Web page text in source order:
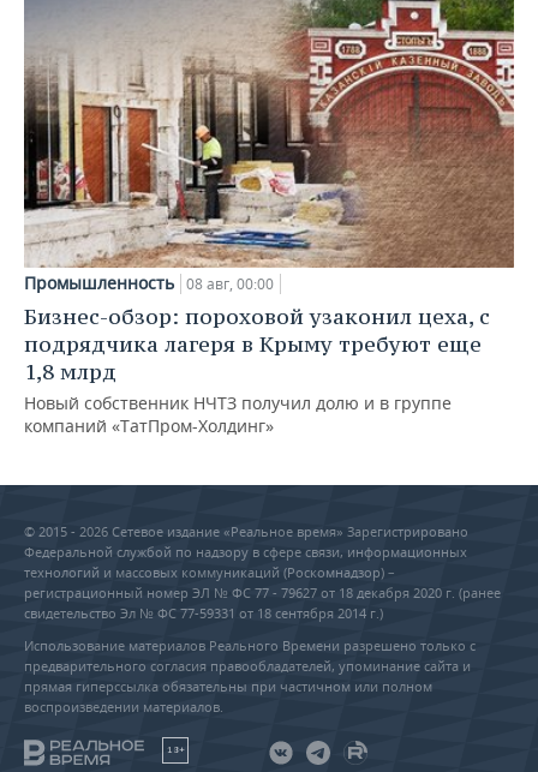
Промышленность 08 авг, 00:00
Бизнес-обзор: пороховой узаконил цеха, с
подрядчика лагеря в Крыму требуют еще
1,8 млрд
Новый собственник НЧТЗ получил долю и в группе
компаний «ТатПром-Холдинг»
© 2015 - 2026 Сетевое издание «Реальное время» Зарегистрировано
Федеральной службой по надзору в сфере связи, информационных
технологий и массовых коммуникаций (Роскомнадзор) –
регистрационный номер ЭЛ № ФС 77 - 79627 от 18 декабря 2020 г. (ранее
свидетельство Эл № ФС 77-59331 от 18 сентября 2014 г.)
Использование материалов Реального Времени разрешено только с
предварительного согласия правообладателей, упоминание сайта и
прямая гиперссылка обязательны при частичном или полном
воспроизведении материалов.
18+